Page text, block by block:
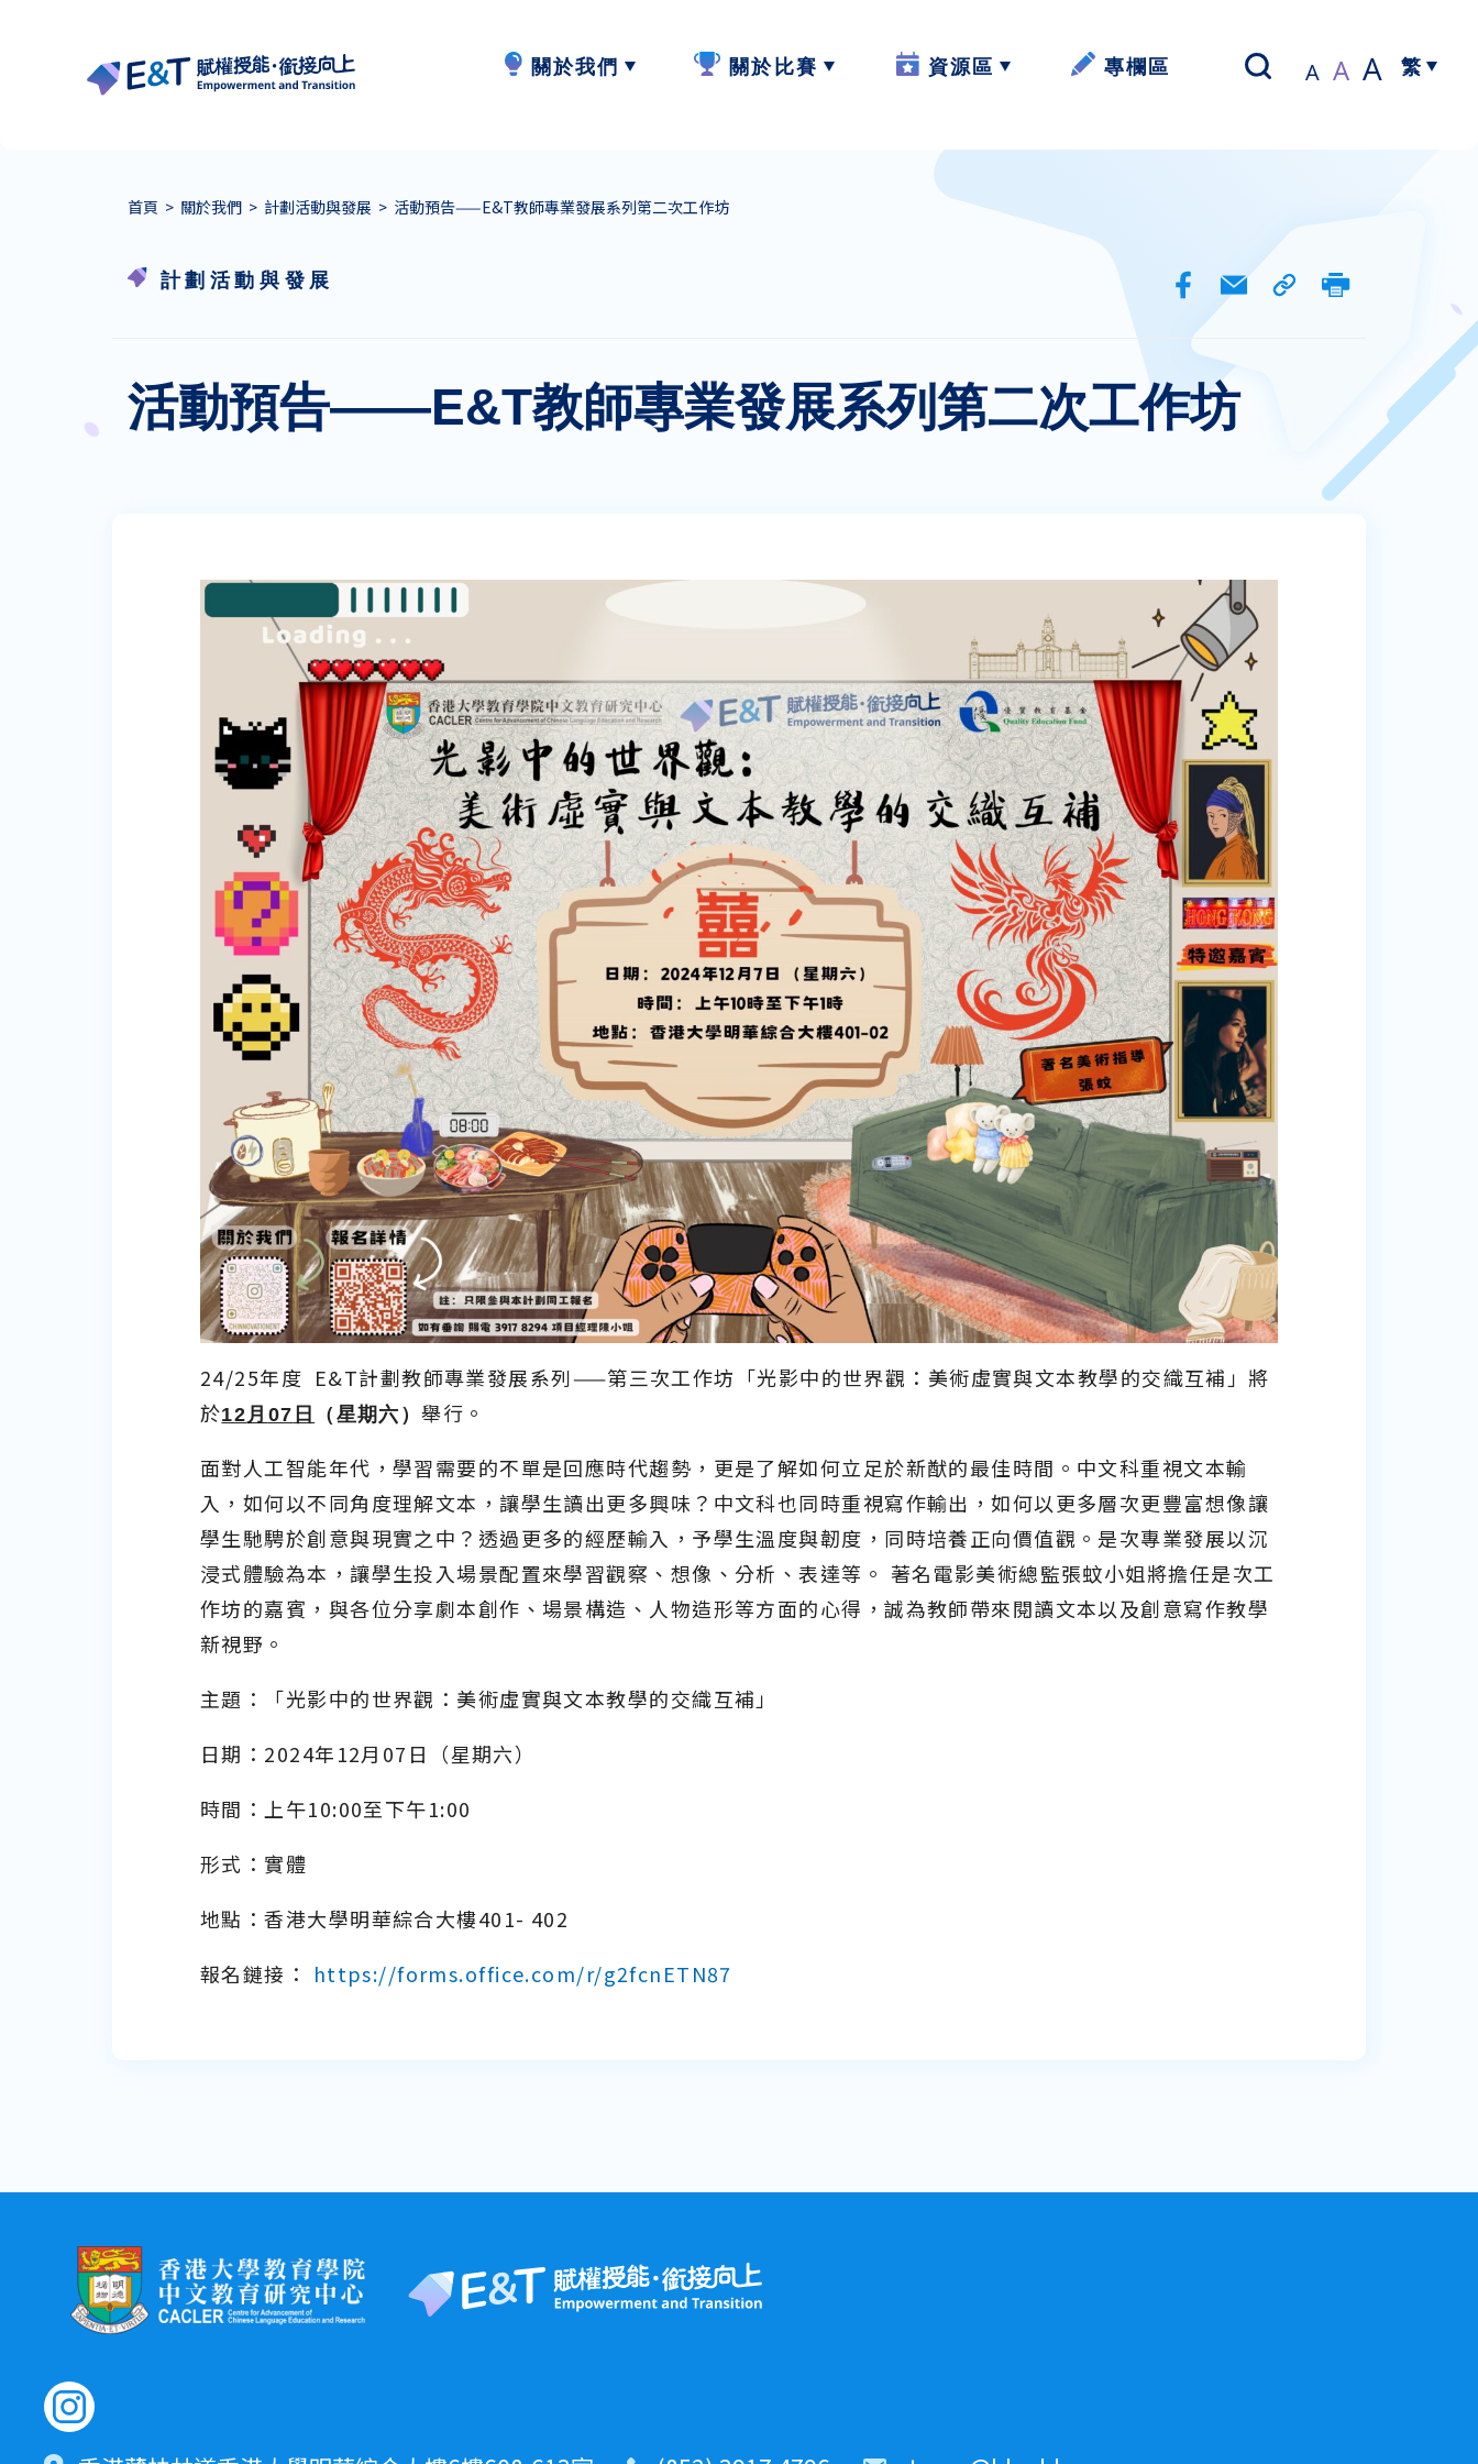
關於我們
計劃活動與發展
關於比賽 資源區
説話教學資源
專欄區 A A A 繁
首頁 > 關於我們> 計劃活動與發展 > 活動預告——E&T教師專業發展系列第二次工作坊
計劃活動與發展
活動預告——E&T教師專業發展系列第二次工作坊
24/25年度 E&T計劃教師專業發展系列——第三次工作坊「光影中的世界觀：美術虛實與文本教學的交織互補」將
於12 月 07 日 （星期六）舉行。
面對人工智能年代，學習需要的不單是回應時代趨勢，更是了解如何立足於新猷的最佳時間。中文科重視文本輸
入，如何以不同角度理解文本，讓學生讀出更多興味？中文科也同時重視寫作輸出，如何以更多層次更豐富想像讓
學生馳騁於創意與現實之中？透過更多的經歷輸入，予學生溫度與韌度，同時培養正向價值觀。是次專業發展以沉
浸式體驗為本，讓學生投入場景配置來學習觀察、想像、分析、表達等。 著名電影美術總監張蚊小姐將擔任是次工
作坊的嘉賓，與各位分享劇本創作、場景構造、人物造形等方面的心得，誠為教師帶來閱讀文本以及創意寫作教學
新視野。
主題：「光影中的世界觀：美術虛實與文本教學的交織互補」
日期：2024年12月07日（星期六）
時間：上午10:00至下午1:00
形式：實體
地點：香港大學明華綜合大樓401- 402
報名鏈接： https://forms.office.com/r/g2fcnETN87